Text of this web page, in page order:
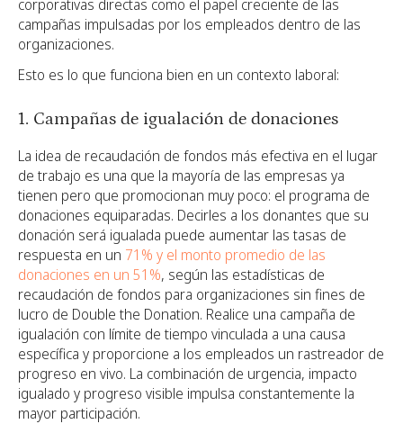
corporativas directas como el papel creciente de las
campañas impulsadas por los empleados dentro de las
organizaciones.
Esto es lo que funciona bien en un contexto laboral:
1. Campañas de igualación de donaciones
La idea de recaudación de fondos más efectiva en el lugar
de trabajo es una que la mayoría de las empresas ya
tienen pero que promocionan muy poco: el programa de
donaciones equiparadas. Decirles a los donantes que su
donación será igualada puede aumentar las tasas de
respuesta en un 71% y el monto promedio de las
donaciones en un 51%, según las estadísticas de
recaudación de fondos para organizaciones sin fines de
lucro de Double the Donation. Realice una campaña de
igualación con límite de tiempo vinculada a una causa
específica y proporcione a los empleados un rastreador de
progreso en vivo. La combinación de urgencia, impacto
igualado y progreso visible impulsa constantemente la
mayor participación.